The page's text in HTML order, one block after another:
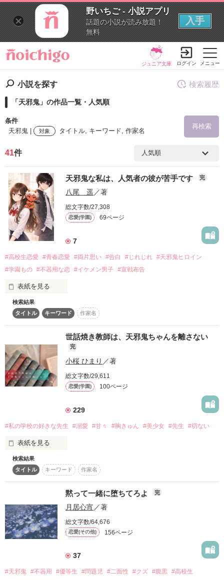
野いちご - 小説アプリ
話題の小説が読み放題！
無料
入手
メニュー
ジュニア文庫 ログイン
小説を探す
「天邪鬼」の作品一覧・人気順
条件
天邪鬼 |
対象 タイトル, キーワード, 作家名
再検索
検索ワード
を含む
詳しく検索
タイトル キーワード 作家名
ジャンル
ステータス 全て 完結
作品の長さ 長編 中編
コンテスト
超短編で謎をしかけろ！100文字ミステリーコンテスト
復刻！夏の野いちごビギナーズ応援コンテスト～中・長編チ
ャレンジ！～
500文字の不気味なテスト、募集中。
200文字でゾッ！こわい短編コンテスト
スターツ出版小説投稿サイト合同企画「1話からの長編大
賞」野いちご！会場
検索履歴
41件
天邪鬼な私は、人気者の彼が苦手です 完
八尾 遥 ／著
総文字数/27,308
恋愛(学園) 69ページ
7
#高校生恋愛 #青春恋愛 #両片思い #告白 #じれじれ #天邪鬼ヒロイン
#学園もの #不器用な恋 #イケメン男子 #宣戦布告
表紙を見る
「好きだったのは、今の彼じゃない。」
みんなに愛される人気者の彼。
でも私が好きだったのは――
不器用で、ひねくれていて、少し優しかった頃の彼でした。
♡.*･ﾟ─────────────♡
桜庭 沙彩（さくらば さあや）
天邪鬼女子
×
高槻 颯斗（たかつき はやと）
— Takatsuki Hayato —
昔は不器用、今は人気者
♡.*･ﾟ─────────────♡
みんなに愛される人気者。
そんな高槻颯斗が、私はちょっと苦手だ。
検索結果
タイトル
キーワード 作家名
世話焼き教師は、天邪鬼ちゃんを離さない
完
小桜 ひまり ／著
総文字数/29,611
恋愛(学園) 100ページ
229
#私の学校の好きな先生 #溺愛 #甘々 #胸きゅん #美少女 #先生 #切ない
表紙を見る
｢素直じゃないなぁ、まったく｣
誰のせいだと思ってるの？
｢でもまぁ…そんなところも可愛いけどね｣
検索結果
タイトル
キーワード 作家名
黙って一緒に堕ちてろよ 完
月居心宵 ／著
総文字数/64,676
恋愛(その他) 156ページ
37
#天邪鬼 #不器用 #優等生 #問題児 #二面性 #クズ #腹黒 #高校生